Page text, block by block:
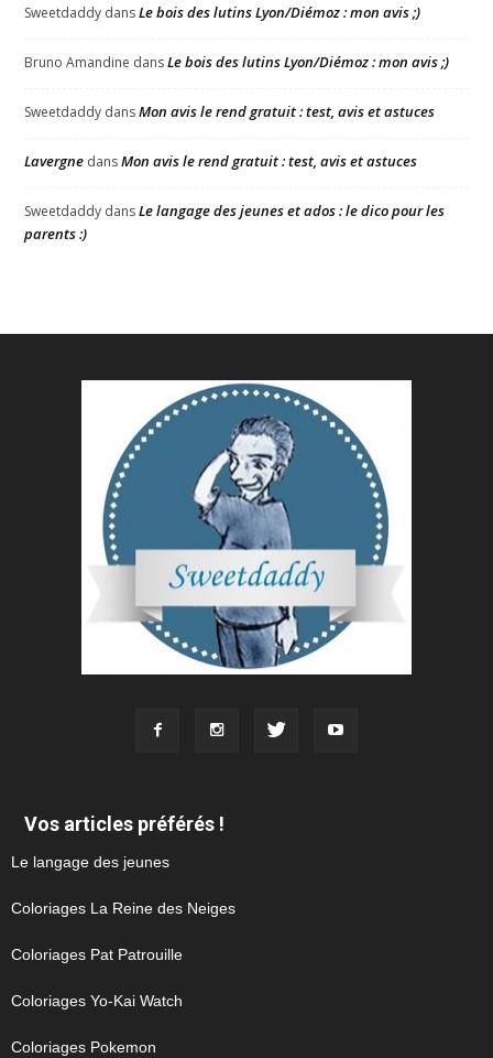
Sweetdaddy dansLe bois des lutins Lyon/Diémoz : mon avis ;)
Bruno Amandine dansLe bois des lutins Lyon/Diémoz : mon avis ;)
Sweetdaddy dansMon avis le rend gratuit : test, avis et astuces
Lavergne dansMon avis le rend gratuit : test, avis et astuces
Sweetdaddy dansLe langage des jeunes et ados : le dico pour les
parents :)
Vos articles préférés !
Le langage des jeunes
Coloriages La Reine des Neiges
Coloriages Pat Patrouille
Coloriages Yo-Kai Watch
Coloriages Pokemon